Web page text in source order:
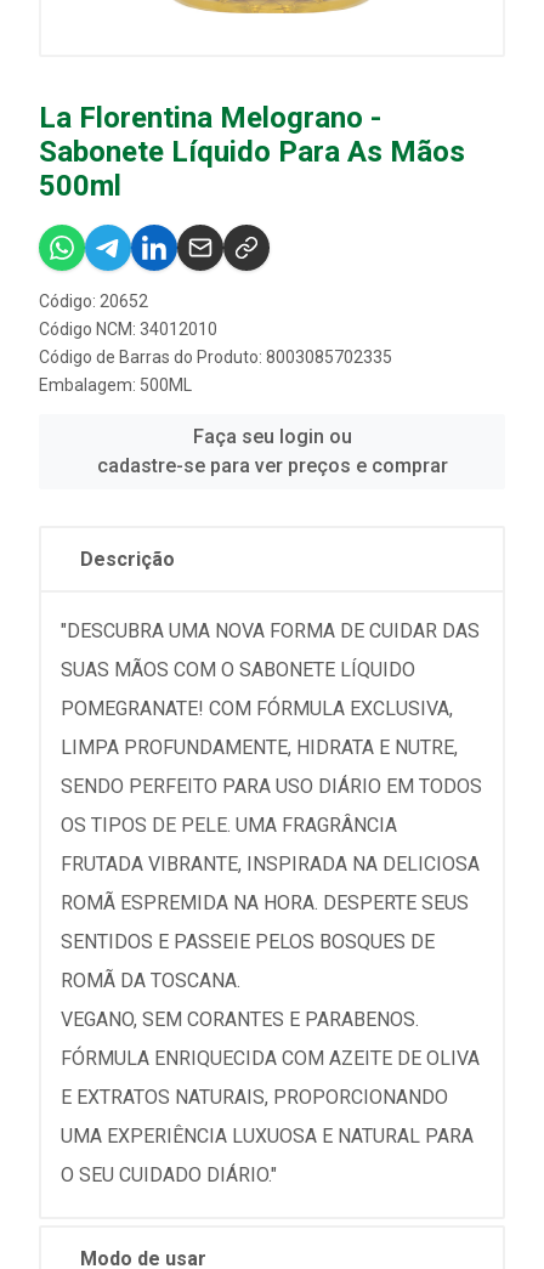
La Florentina Melograno -
Sabonete Líquido Para As Mãos
500ml
Código: 20652
Código NCM: 34012010
Código de Barras do Produto: 8003085702335
Embalagem: 500ML
Faça seu login ou
cadastre-se para ver preços e comprar
Descrição
"DESCUBRA UMA NOVA FORMA DE CUIDAR DAS
SUAS MÃOS COM O SABONETE LÍQUIDO
POMEGRANATE! COM FÓRMULA EXCLUSIVA,
LIMPA PROFUNDAMENTE, HIDRATA E NUTRE,
SENDO PERFEITO PARA USO DIÁRIO EM TODOS
OS TIPOS DE PELE. UMA FRAGRÂNCIA
FRUTADA VIBRANTE, INSPIRADA NA DELICIOSA
ROMÃ ESPREMIDA NA HORA. DESPERTE SEUS
SENTIDOS E PASSEIE PELOS BOSQUES DE
ROMÃ DA TOSCANA.
VEGANO, SEM CORANTES E PARABENOS.
FÓRMULA ENRIQUECIDA COM AZEITE DE OLIVA
E EXTRATOS NATURAIS, PROPORCIONANDO
UMA EXPERIÊNCIA LUXUOSA E NATURAL PARA
O SEU CUIDADO DIÁRIO."
Modo de usar